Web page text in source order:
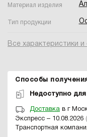
Материал изделия
Тип продукции
Все характеристики и
Способы
Недоступно
Доставка в г
Экспресс – 10.08.2026
Транспортная